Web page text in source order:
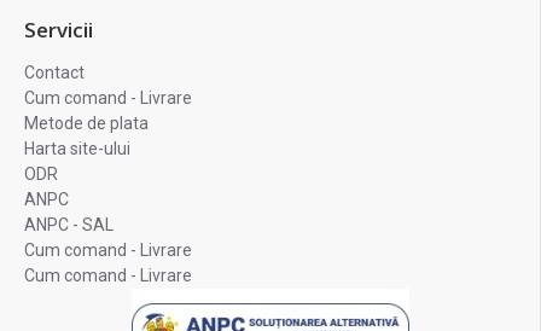
Servicii
Contact
Cum comand - Livrare
Metode de plata
Harta site-ului
ODR
ANPC
ANPC - SAL
Cum comand - Livrare
Cum comand - Livrare